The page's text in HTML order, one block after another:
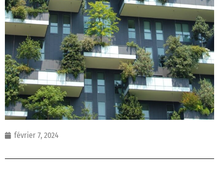
février 7, 2024